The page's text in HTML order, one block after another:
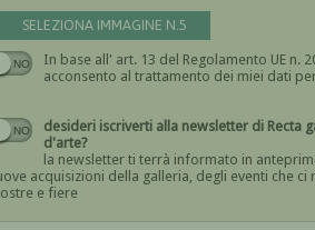
SELEZIONA IMMAGINE N.5
In base all' art. 13 del Regolamento UE n.
acconsento al trattamento dei miei dati
Devi
desideri iscriverti alla newsletter di Recta galleria
d'arte?
la newsletter ti terrà informato in
acquisizioni della galleria, degli eventi che ci
e fiere